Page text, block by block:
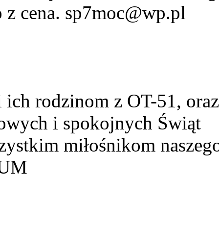
cena. sp7moc@wp.pl
rodzinom z OT-51, oraz
i spokojnych Świąt
miłośnikom